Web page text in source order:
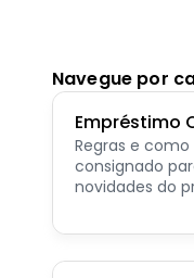
Navegue por
Empréstimo
Regras e
consignado
novidades do
consignado